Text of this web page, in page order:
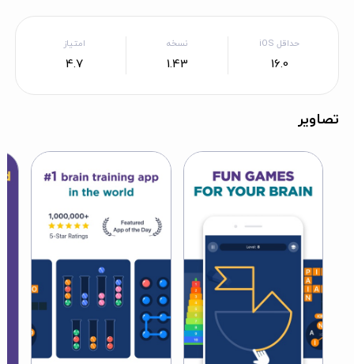
حداقل iOS
16.0
نسخه
1.43
امتیاز
4.7
تصاویر